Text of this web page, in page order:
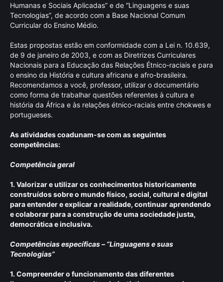
Humanas e Sociais Aplicadas” e de “Linguagens e suas
Tecnologias”, de acordo com a Base Nacional Comum
Curricular do Ensino Médio.
Estas propostas estão em conformidade com a Lei n. 10.639,
de 9 de janeiro de 2003, e com as Diretrizes Curriculares
Nacionais para a Educação das Relações Étnico-raciais e para
o ensino da História e cultura africana e afro-brasileira.
Recomendamos a você, professor, utilizar o documentário
como forma de trabalhar questões referentes à cultura e
história da África e às relações étnico-raciais entre chokwes e
portugueses.
As atividades coadunam-se com as seguintes
competências:
Competência geral
1. Valorizar e utilizar os conhecimentos historicamente
construídos sobre o mundo físico, social, cultural e digital
para entender e explicar a realidade, continuar aprendendo
e colaborar para a construção de uma sociedade justa,
democrática e inclusiva.
Competências específicas – “Linguagens e suas
Tecnologias”
1. Compreender o funcionamento das diferentes